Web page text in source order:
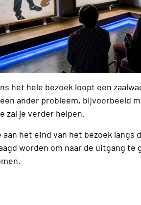
het hele bezoek loopt een
ander probleem, bijvoorbeeld
zal je verder helpen.
aan het eind van het bezoek langs
worden om naar de uitgang